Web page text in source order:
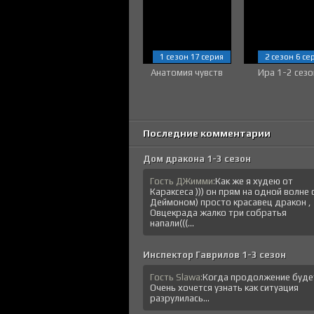
Анатомия чувств
1 сезон 17 серия
Ира 1-2
2 сезон 6
Последние комментарии
Дом дракона 1-3 сезон
Гость ДЖимми:Как же я худею от
Караксеса ))) он прям на одной волне
Деймоном) просто красавец дракон ,
Овцекрада жалко три собратья
напали(((...
Инспектор Гаврилов 1-3 сезон
Гость Slawa:Когда продолжение
Очень хочется узнать как ситуация
разрулилась...